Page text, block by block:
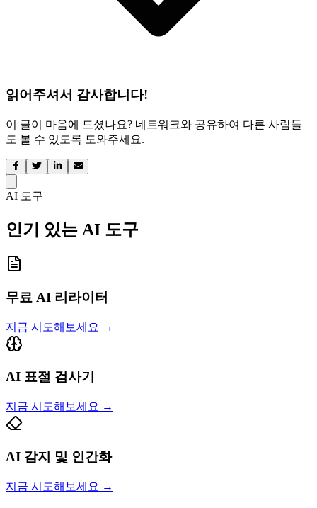
읽어주셔서 감사합니다!
이 글이 마음에 드셨나요? 네트워크와 공유하여 다른 사람들
도 볼 수 있도록 도와주세요.
AI 도구
인기 있는 AI 도구
무료 AI 리라이터
지금 시도해보세요 →
AI 표절 검사기
지금 시도해보세요 →
AI 감지 및 인간화
지금 시도해보세요 →